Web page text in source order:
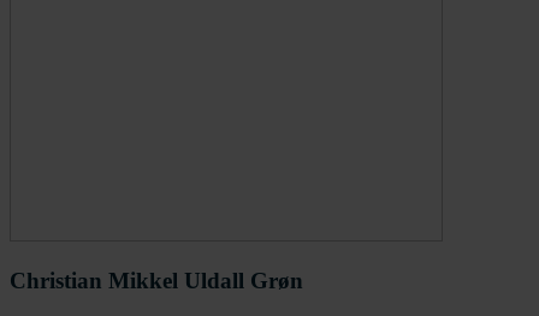
Christian Mikkel Uldall Grøn